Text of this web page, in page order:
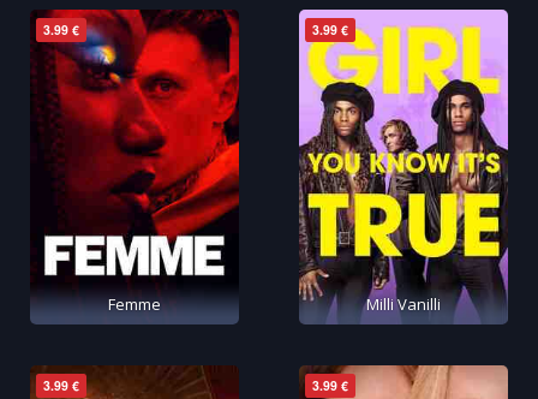
3.99 €
Milli Vanilli
3.99 €
Femme
3.99 €
3.99 €